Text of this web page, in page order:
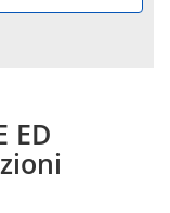
ED